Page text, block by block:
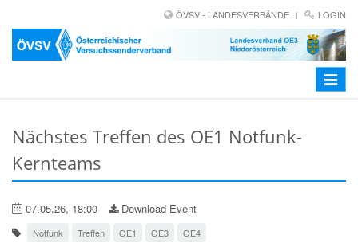
ÖVSV - LANDESVERBÄNDE LOGIN
Toggle
Nächstes Treffen des OE1 Notfunk-
Kernteams
07.05.26, 18:00 Download Event
Notfunk Treffen OE1 OE3 OE4